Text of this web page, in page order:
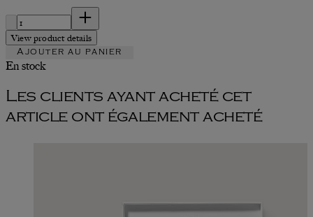
Quantité :
View product details
Ajouter au panier
En stock
Les clients ayant acheté cet
article ont également acheté